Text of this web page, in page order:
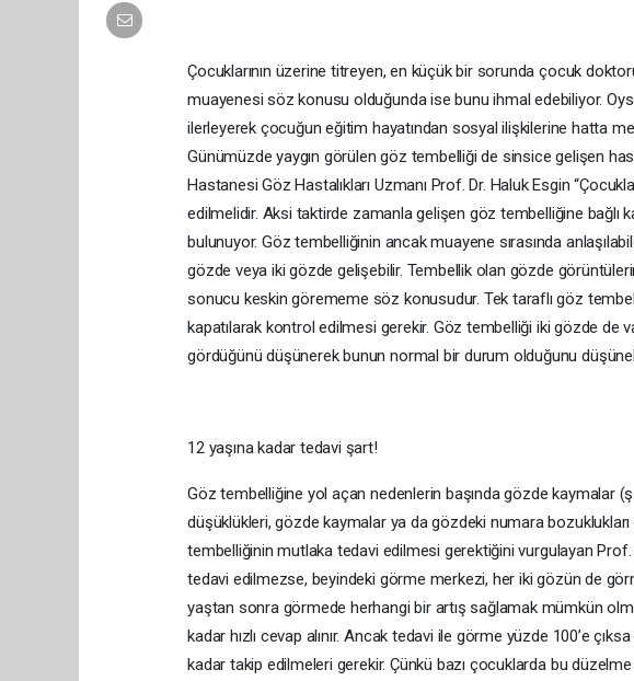
Çocuklarının üzerine titreyen, en küçük bir sorunda çocuk
muayenesi söz konusu olduğunda ise bunu ihmal edebiliyor.
ilerleyerek çocuğun eğitim hayatından sosyal ilişkilerine hatta
Günümüzde yaygın görülen göz tembelliği de sinsice gelişen
Hastanesi Göz Hastalıkları Uzmanı Prof. Dr. Haluk Esgin
edilmelidir. Aksi taktirde zamanla gelişen göz tembelliğine bağlı
bulunuyor. Göz tembelliğinin ancak muayene sırasında
gözde veya iki gözde gelişebilir. Tembellik olan gözde
sonucu keskin görememe söz konusudur. Tek taraflı göz
kapatılarak kontrol edilmesi gerekir. Göz tembelliği iki gözde de
gördüğünü düşünerek bunun normal bir durum olduğunu
12 yaşına kadar tedavi şart!
Göz tembelliğine yol açan nedenlerin başında gözde kaymalar
düşüklükleri, gözde kaymalar ya da gözdeki numara
tembelliğinin mutlaka tedavi edilmesi gerektiğini vurgulayan Prof.
tedavi edilmezse, beyindeki görme merkezi, her iki gözün de
yaştan sonra görmede herhangi bir artış sağlamak mümkün
kadar hızlı cevap alınır. Ancak tedavi ile görme yüzde 100’e
kadar takip edilmeleri gerekir. Çünkü bazı çocuklarda bu